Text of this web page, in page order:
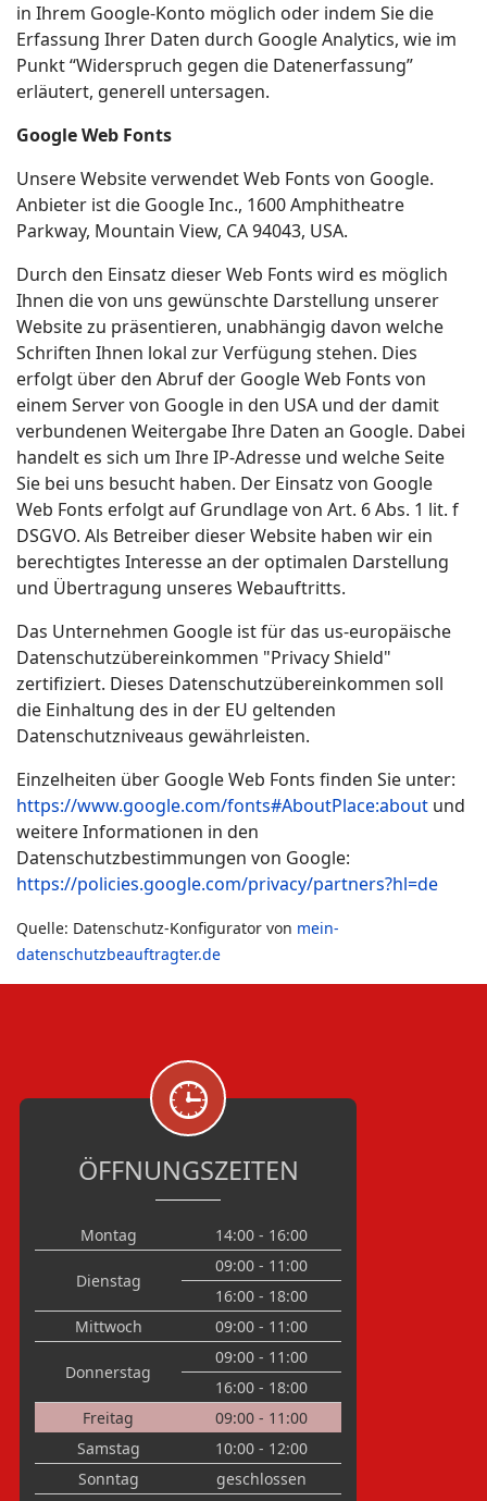
in Ihrem Google-Konto möglich oder indem Sie die
Erfassung Ihrer Daten durch Google Analytics, wie im
Punkt “Widerspruch gegen die Datenerfassung”
erläutert, generell untersagen.
Google Web Fonts
Unsere Website verwendet Web Fonts von Google.
Anbieter ist die Google Inc., 1600 Amphitheatre
Parkway, Mountain View, CA 94043, USA.
Durch den Einsatz dieser Web Fonts wird es möglich
Ihnen die von uns gewünschte Darstellung unserer
Website zu präsentieren, unabhängig davon welche
Schriften Ihnen lokal zur Verfügung stehen. Dies
erfolgt über den Abruf der Google Web Fonts von
einem Server von Google in den USA und der damit
verbundenen Weitergabe Ihre Daten an Google. Dabei
handelt es sich um Ihre IP-Adresse und welche Seite
Sie bei uns besucht haben. Der Einsatz von Google
Web Fonts erfolgt auf Grundlage von Art. 6 Abs. 1 lit. f
DSGVO. Als Betreiber dieser Website haben wir ein
berechtigtes Interesse an der optimalen Darstellung
und Übertragung unseres Webauftritts.
Das Unternehmen Google ist für das us-europäische
Datenschutzübereinkommen "Privacy Shield"
zertifiziert. Dieses Datenschutzübereinkommen soll
die Einhaltung des in der EU geltenden
Datenschutzniveaus gewährleisten.
Einzelheiten über Google Web Fonts finden Sie unter:
https://www.google.com/fonts#AboutPlace:about und
weitere Informationen in den
Datenschutzbestimmungen von Google:
https://policies.google.com/privacy/partners?hl=de
Quelle: Datenschutz-Konfigurator von mein-
datenschutzbeauftragter.de
ÖFFNUNGSZEITEN
Montag 14:00 - 16:00
Dienstag
09:00 - 11:00
16:00 - 18:00
Mittwoch
09:00 - 11:00
Donnerstag
09:00 - 11:00
16:00 - 18:00
Freitag
09:00 - 11:00
Samstag
10:00 - 12:00
Sonntag
geschlossen